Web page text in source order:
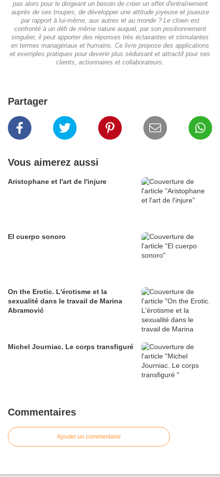
pas alors pour le dirigeant un besoin de créer un effet d'entraînement
auprès de ses troupes, de développer une attitude joyeuse et joueuse
par rapport à lui-même, aux autres et au monde ? Le clown est
confronté à un défi de même nature auquel, par son positionnement
singulier, il peut apporter des réponses très éclairantes et stimulantes
en termes managériaux et humains. Ce livre propose des applications
et exemples pratiques pour devenir plus séduisant et attractif pour ses
clients, actionnaires et collaborateurs.
Partager
Vous aimerez aussi
Aristophane et l'art de l'injure
El cuerpo sonoro
On the Erotic. L'érotisme et la
sexualité dans le travail de Marina
Abramović
Michel Journiac. Le corps transfiguré
Commentaires
Ajouter un commentaire